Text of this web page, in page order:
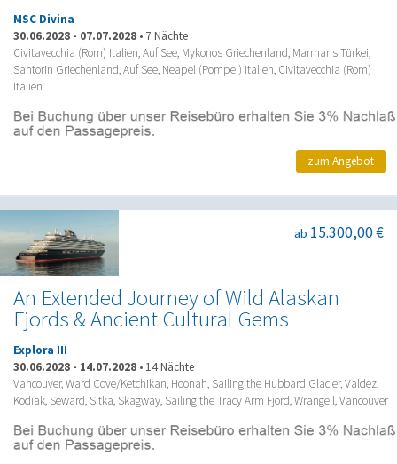
MSC Divina
30.06.2028 - 07.07.2028 • 7 Nächte
Civitavecchia (Rom) Italien, Auf See, Mykonos Griechenland, Marmaris Türkei,
Santorin Griechenland, Auf See, Neapel (Pompei) Italien, Civitavecchia (Rom)
Italien
zum Angebot
An Extended Journey of Wild Alaskan
Fjords & Ancient Cultural Gems
ab 15.300,00 €
Explora III
30.06.2028 - 14.07.2028 • 14 Nächte
Vancouver, Ward Cove/Ketchikan, Hoonah, Sailing the Hubbard Glacier, Valdez,
Kodiak, Seward, Sitka, Skagway, Sailing the Tracy Arm Fjord, Wrangell, Vancouver